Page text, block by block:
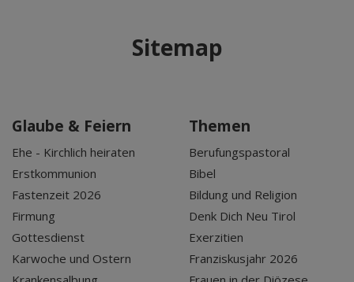
Sitemap
Glaube & Feiern
Ehe - Kirchlich heiraten
Erstkommunion
Fastenzeit 2026
Firmung
Gottesdienst
Karwoche und Ostern
Themen
Berufungspastoral
Bibel
Bildung und Religion
Denk Dich Neu Tirol
Exerzitien
Franziskusjahr 2026